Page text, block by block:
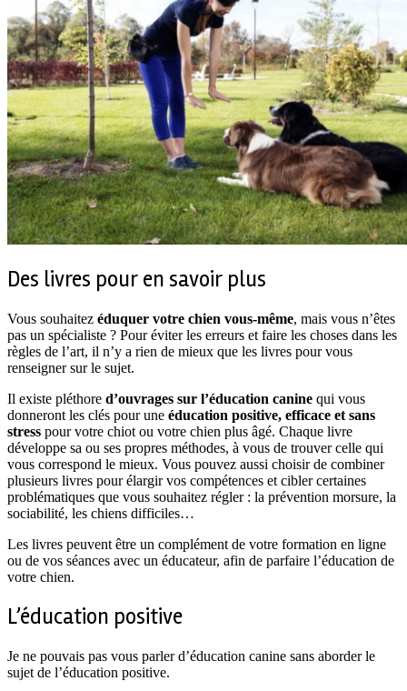
Des livres pour en savoir plus
Vous souhaitez éduquer votre chien vous-même, mais vous n’êtes
pas un spécialiste ? Pour éviter les erreurs et faire les choses dans les
règles de l’art, il n’y a rien de mieux que les livres pour vous
renseigner sur le sujet.
Il existe pléthore d’ouvrages sur l’éducation canine qui vous
donneront les clés pour une éducation positive, efficace et sans
stress pour votre chiot ou votre chien plus âgé. Chaque livre
développe sa ou ses propres méthodes, à vous de trouver celle qui
vous correspond le mieux. Vous pouvez aussi choisir de combiner
plusieurs livres pour élargir vos compétences et cibler certaines
problématiques que vous souhaitez régler : la prévention morsure, la
sociabilité, les chiens difficiles…
Les livres peuvent être un complément de votre formation en ligne
ou de vos séances avec un éducateur, afin de parfaire l’éducation de
votre chien.
L’éducation positive
Je ne pouvais pas vous parler d’éducation canine sans aborder le
sujet de l’éducation positive.